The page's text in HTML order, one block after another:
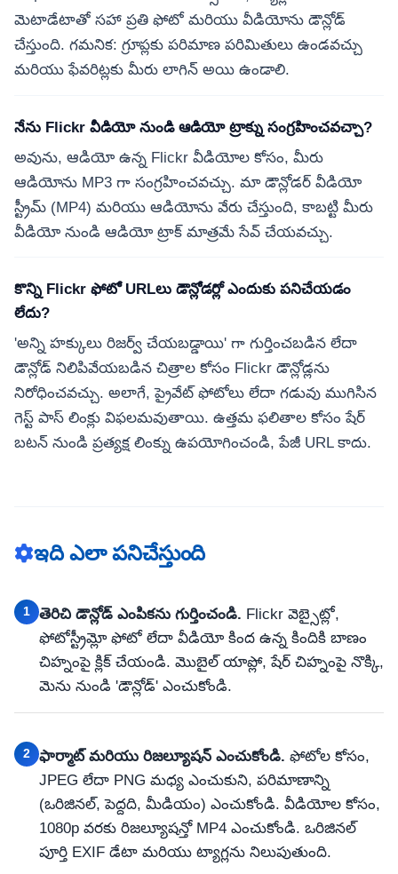
మెటాడేటాతో సహా ప్రతి ఫోటో మరియు వీడియోను డౌన్లోడ్
చేస్తుంది. గమనిక: గ్రూప్లకు పరిమాణ పరిమితులు ఉండవచ్చు
మరియు ఫేవరిట్లకు మీరు లాగిన్ అయి ఉండాలి.
నేను Flickr వీడియో నుండి ఆడియో ట్రాక్ను సంగ్రహించవచ్చా?
అవును, ఆడియో ఉన్న Flickr వీడియోల కోసం, మీరు
ఆడియోను MP3 గా సంగ్రహించవచ్చు. మా డౌన్లోడర్ వీడియో
స్ట్రీమ్ (MP4) మరియు ఆడియోను వేరు చేస్తుంది, కాబట్టి మీరు
వీడియో నుండి ఆడియో ట్రాక్ మాత్రమే సేవ్ చేయవచ్చు.
కొన్ని Flickr ఫోటో URLలు డౌన్లోడర్లో ఎందుకు పనిచేయడం
లేదు?
'అన్ని హక్కులు రిజర్వ్ చేయబడ్డాయి' గా గుర్తించబడిన లేదా
డౌన్లోడ్ నిలిపివేయబడిన చిత్రాల కోసం Flickr డౌన్లోడ్లను
నిరోధించవచ్చు. అలాగే, ప్రైవేట్ ఫోటోలు లేదా గడువు ముగిసిన
గెస్ట్ పాస్ లింక్లు విఫలమవుతాయి. ఉత్తమ ఫలితాల కోసం షేర్
బటన్ నుండి ప్రత్యక్ష లింక్ను ఉపయోగించండి, పేజీ URL కాదు.
ఇది ఎలా పనిచేస్తుంది
1 తెరిచి డౌన్లోడ్ ఎంపికను గుర్తించండి. Flickr వెబ్సైట్లో,
ఫోటోస్ట్రీమ్లో ఫోటో లేదా వీడియో కింద ఉన్న కిందికి బాణం
చిహ్నంపై క్లిక్ చేయండి. మొబైల్ యాప్లో, షేర్ చిహ్నంపై నొక్కి,
మెను నుండి 'డౌన్లోడ్' ఎంచుకోండి.
2 ఫార్మాట్ మరియు రిజల్యూషన్ ఎంచుకోండి. ఫోటోల కోసం,
JPEG లేదా PNG మధ్య ఎంచుకుని, పరిమాణాన్ని
(ఒరిజినల్, పెద్దది, మీడియం) ఎంచుకోండి. వీడియోల కోసం,
1080p వరకు రిజల్యూషన్తో MP4 ఎంచుకోండి. ఒరిజినల్
పూర్తి EXIF డేటా మరియు ట్యాగ్లను నిలుపుతుంది.